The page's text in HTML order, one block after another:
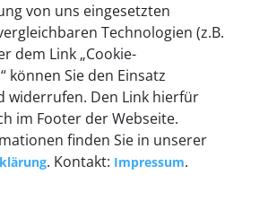
Details &
von uns eingesetzten
Technologien (z.B.
dem Link „Cookie-
können Sie den Einsatz
widerrufen. Den Link hierfür
im Footer der Webseite.
finden Sie in unserer
. Kontakt: Impressum.